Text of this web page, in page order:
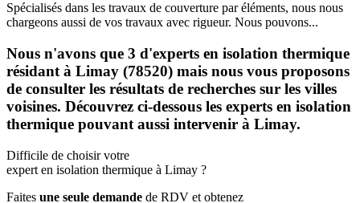
Spécialisés dans les travaux de couverture par éléments, nous nous
chargeons aussi de vos travaux avec rigueur. Nous pouvons...
Nous n'avons que 3 d'experts en isolation thermique
résidant à Limay (78520) mais nous vous proposons
de consulter les résultats de recherches sur les villes
voisines. Découvrez ci-dessous les experts en isolation
thermique pouvant aussi intervenir à Limay.
Difficile de choisir votre
expert en isolation thermique à Limay ?
Faites une seule demande de RDV et obtenez